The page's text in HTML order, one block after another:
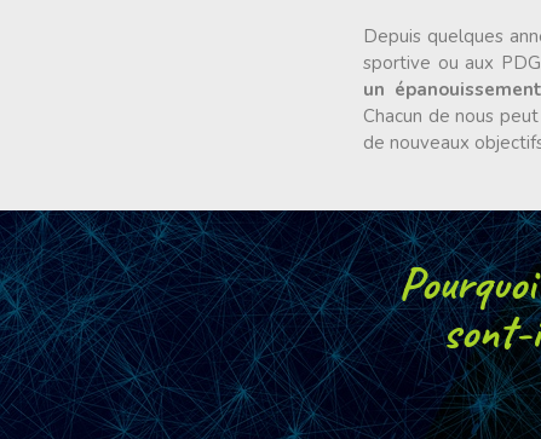
Depuis quelques
sportive ou aux
un
Chacun de nous
de nouveaux
sont-